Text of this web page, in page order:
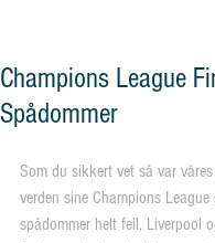
Champions League
Spådommer
Som du sikkert vet så var
verden sine Champions League
spådommer helt feil. Liverpool